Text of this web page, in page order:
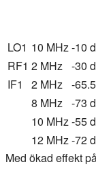
LO1 10 MHz-10
RF1 2 MHz -30
IF1
2 MHz -
8 MHz -73
10 MHz-55
12 MHz-72
Med ökad effekt